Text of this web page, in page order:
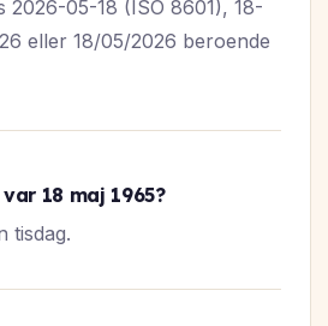
2026-05-18 (ISO 8601), 18-
eller 18/05/2026 beroende
18 maj 1965?
tisdag.